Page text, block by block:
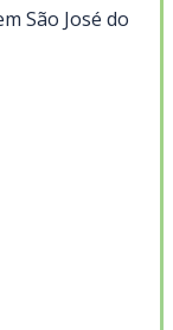
São José do